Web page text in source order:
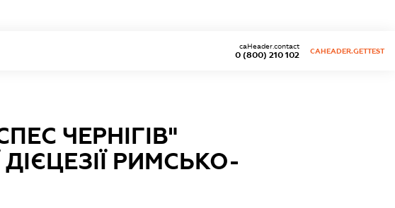
0 (800) 210 102
caHeader.contact
CAHEADER.GETTEST
ЧЕРНІГІВ"
РИМСЬКО-